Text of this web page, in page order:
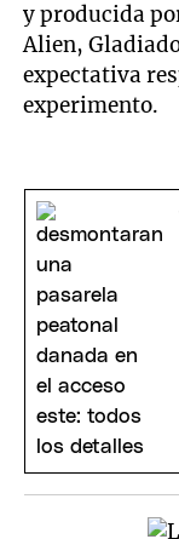
y producida
Alien,
expectativa
experimento.